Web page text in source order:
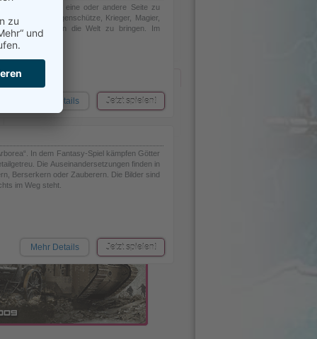
Blood and Jade
Pirate World
Glory Wars
Fantasy
auf die eine oder andere Seite zu
Bogenschütze, Krieger, Magier,
Licht zurück in die Welt zu bringen. Im
Jetzt spielen!
Mehr Details
In dem Fantasy-Spiel kämpfen Götter
Die Auseinandersetzungen finden in
Berserkern oder Zauberern. Die Bilder sind
im Weg steht.
Jetzt spielen!
Mehr Details